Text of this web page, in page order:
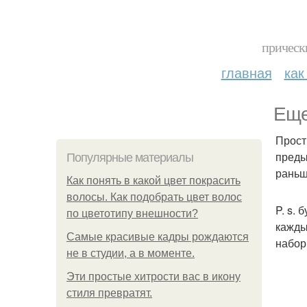
главная
Популярные материалы
Как понять в какой цвет покрасить
волосы. Как подобрать цвет волос
по цветотипу внешности?
Самые красивые кадры рождаются
не в студии, а в моменте.
Эти простые хитрости вас в икону
стиля превратят.
P. s.